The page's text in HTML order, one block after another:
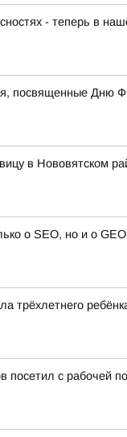
- теперь в
посвященные Дню
в Нововятском
о SEO, но и о GEO
трёхлетнего
посетил с рабочей